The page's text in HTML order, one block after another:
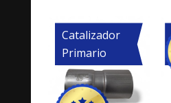
Catalizador
Primario